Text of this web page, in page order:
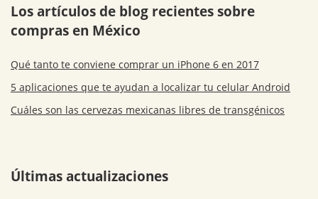
Los artículos de blog recientes sobre
compras en México
Qué tanto te conviene comprar un iPhone 6 en 2017
5 aplicaciones que te ayudan a localizar tu celular Android
Cuáles son las cervezas mexicanas libres de transgénicos
Últimas actualizaciones